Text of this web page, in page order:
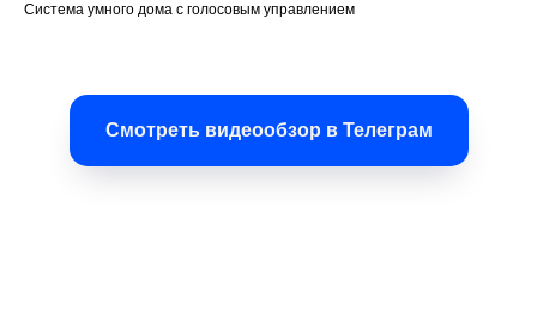
Система умного дома с голосовым управлением
Смотреть видеообзор в Телеграм